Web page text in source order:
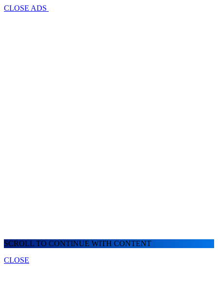
CLOSE ADS
SCROLL TO CONTINUE WITH CONTENT
CLOSE